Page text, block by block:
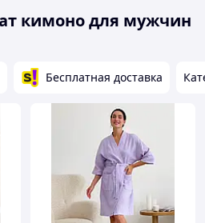
кимоно для мужчин
Бесплатная доставка